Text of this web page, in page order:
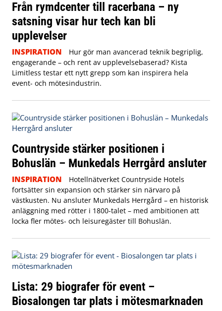
Från rymdcenter till racerbana – ny
satsning visar hur tech kan bli
upplevelser
INSPIRATION
Hur gör man avancerad teknik begriplig,
engagerande – och rent av upplevelsebaserad? Kista
Limitless testar ett nytt grepp som kan inspirera hela
event- och mötesindustrin.
Countryside stärker positionen i
Bohuslän – Munkedals Herrgård ansluter
INSPIRATION
Hotellnätverket Countryside Hotels
fortsätter sin expansion och stärker sin närvaro på
västkusten. Nu ansluter Munkedals Herrgård – en historisk
anläggning med rötter i 1800-talet – med ambitionen att
locka fler mötes- och leisuregäster till Bohuslän.
Lista: 29 biografer för event –
Biosalongen tar plats i mötesmarknaden